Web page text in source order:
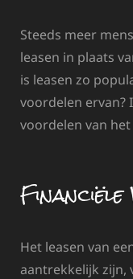
Steeds meer
leasen in plaats
is leasen zo
voordelen ervan?
voordelen van het
Het leasen van
aantrekkelijk zijn,